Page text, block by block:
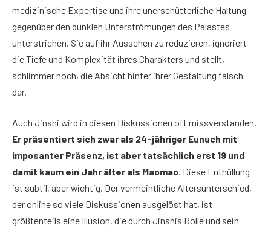
medizinische Expertise und ihre unerschütterliche Haltung
gegenüber den dunklen Unterströmungen des Palastes
unterstrichen. Sie auf ihr Aussehen zu reduzieren, ignoriert
die Tiefe und Komplexität ihres Charakters und stellt,
schlimmer noch, die Absicht hinter ihrer Gestaltung falsch
dar.
Auch Jinshi wird in diesen Diskussionen oft missverstanden.
Er präsentiert sich zwar als 24-jähriger Eunuch mit
imposanter Präsenz, ist aber tatsächlich erst 19 und
damit kaum ein Jahr älter als Maomao. Diese Enthüllung
ist subtil, aber wichtig. Der vermeintliche Altersunterschied,
der online so viele Diskussionen ausgelöst hat, ist
größtenteils eine Illusion, die durch Jinshis Rolle und sein